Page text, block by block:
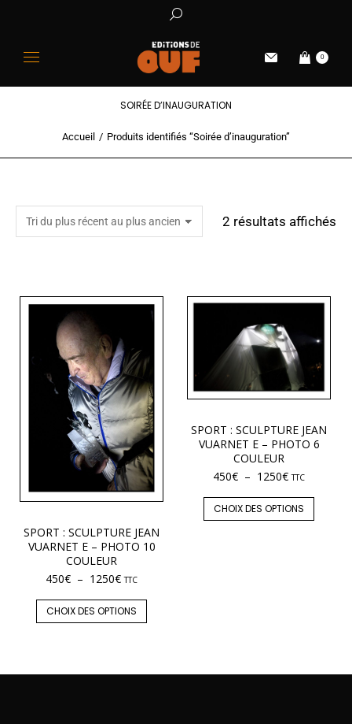
0
SOIRÉE D’INAUGURATION
Vous êtes ici :
Accueil Produits identifiés “Soirée d’inauguration”
2 résultats affichés
SPORT : SCULPTURE JEAN
VUARNET E – PHOTO 10
COULEUR
450€ – 1250€ TTC
CHOIX DES OPTIONS
SPORT : SCULPTURE JEAN
VUARNET E – PHOTO 6
COULEUR
450€ – 1250€ TTC
CHOIX DES OPTIONS